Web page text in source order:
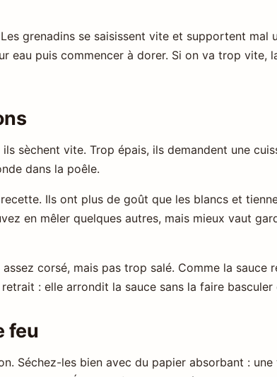
grenadins se saisissent vite et supportent mal
eau puis commencer à dorer. Si on va trop vite,
sèchent vite. Trop épais, ils demandent une
dans la poêle.
Ils ont plus de goût que les blancs et
en mêler quelques autres, mais mieux vaut
corsé, mais pas trop salé. Comme la sauce
: elle arrondit la sauce sans la faire
feu
Séchez-les bien avec du papier absorbant :